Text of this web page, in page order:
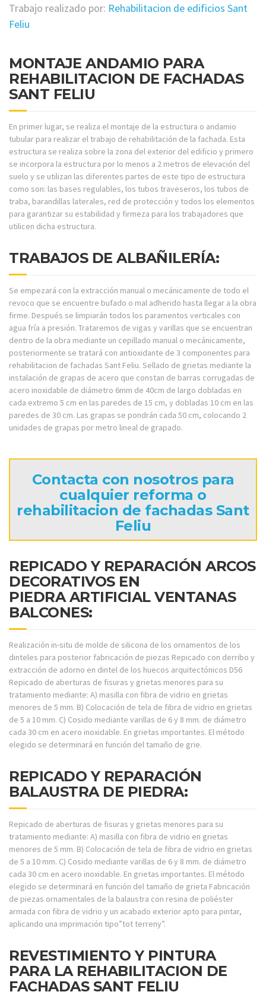
Trabajo realizado por: Rehabilitacion de edificios Sant
Feliu
MONTAJE ANDAMIO PARA
REHABILITACION DE FACHADAS
SANT FELIU
En primer lugar, se realiza el montaje de la estructura o andamio
tubular para realizar el trabajo de rehabilitación de la fachada. Esta
estructura se realiza sobre la zona del exterior del edificio y primero
se incorpora la estructura por lo menos a 2 metros de elevación del
suelo y se utilizan las diferentes partes de este tipo de estructura
como son: las bases regulables, los tubos traveseros, los tubos de
traba, barandillas laterales, red de protección y todos los elementos
para garantizar su estabilidad y firmeza para los trabajadores que
utilicen dicha estructura.
TRABAJOS DE ALBAÑILERÍA:
Se empezará con la extracción manual o mecánicamente de todo el
revoco que se encuentre bufado o mal adherido hasta llegar a la obra
firme. Después se limpiarán todos los paramentos verticales con
agua fría a presión. Trataremos de vigas y varillas que se encuentran
dentro de la obra mediante un cepillado manual o mecánicamente,
posteriormente se tratará con antioxidante de 3 componentes para
rehabilitacion de fachadas Sant Feliu. Sellado de grietas mediante la
instalación de grapas de acero que constan de barras corrugadas de
acero inoxidable de diámetro 6mm de 40cm de largo dobladas en
cada extremo 5 cm en las paredes de 15 cm, y dobladas 10 cm en las
paredes de 30 cm. Las grapas se pondrán cada 50 cm, colocando 2
unidades de grapas por metro lineal de grapado.
Contacta con nosotros para
cualquier reforma o
rehabilitacion de fachadas Sant
Feliu
REPICADO Y REPARACIÓN ARCOS
DECORATIVOS EN
PIEDRA ARTIFICIAL VENTANAS
BALCONES:
Realización in-situ de molde de silicona de los ornamentos de los
dinteles para posterior fabricación de piezas Repicado con derribo y
extracción de adorno en dintel de los huecos arquitectónicos D56
Repicado de aberturas de fisuras y grietas menores para su
tratamiento mediante: A) masilla con fibra de vidrio en grietas
menores de 5 mm. B) Colocación de tela de fibra de vidrio en grietas
de 5 a 10 mm. C) Cosido mediante varillas de 6 y 8 mm. de diámetro
cada 30 cm en acero inoxidable. En grietas importantes. El método
elegido se determinará en función del tamaño de grie.
REPICADO Y REPARACIÓN
BALAUSTRA DE PIEDRA:
Repicado de aberturas de fisuras y grietas menores para su
tratamiento mediante: A) masilla con fibra de vidrio en grietas
menores de 5 mm. B) Colocación de tela de fibra de vidrio en grietas
de 5 a 10 mm. C) Cosido mediante varillas de 6 y 8 mm. de diámetro
cada 30 cm en acero inoxidable. En grietas importantes. El método
elegido se determinará en función del tamaño de grieta Fabricación
de piezas ornamentales de la balaustra con resina de poliéster
armada con fibra de vidrio y un acabado exterior apto para pintar,
aplicando una imprimación tipo”tot terreny”.
REVESTIMIENTO Y PINTURA
PARA LA REHABILITACION DE
FACHADAS SANT FELIU